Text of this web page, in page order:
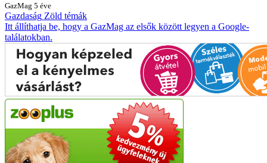
GazMag 5 éve
Gazdaság Zöld témák
Itt állíthatja be, hogy a GazMag az elsők között legyen a Google-
találatokban.